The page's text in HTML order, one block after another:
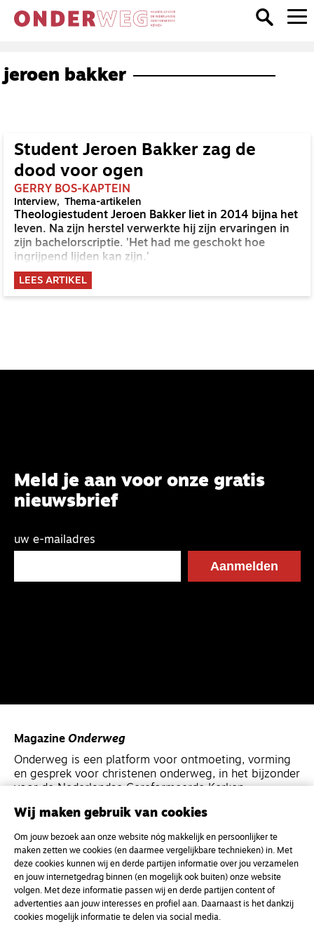
jeroen bakker
Student Jeroen Bakker zag de
dood voor ogen
GERRY BOS-KAPTEIN
Interview Thema-artikelen
Theologiestudent Jeroen Bakker liet in 2014 bijna het
leven. Na zijn herstel verwerkte hij zijn ervaringen in
zijn bachelorscriptie. 'Het had me geschokt hoe
ingrijpend lijden kan zijn.'
LEES ARTIKEL
Meld je aan voor onze gratis
nieuwsbrief
uw e-mailadres
Magazine Onderweg
Onderweg is een platform voor ontmoeting, vorming
en gesprek voor christenen onderweg, in het bijzonder
voor de Nederlandse Gereformeerde Kerken.
Kvk-nummer 33277063
NL46 INGB 0117 5827 86
info@onderwegonline.nl
Wij maken gebruik van cookies
Om jouw bezoek aan onze website nóg makkelijk en persoonlijker te
maken zetten we cookies (en daarmee vergelijkbare technieken) in. Met
deze cookies kunnen wij en derde partijen informatie over jou verzamelen
en jouw internetgedrag binnen (en mogelijk ook buiten) onze website
volgen. Met deze informatie passen wij en derde partijen content of
advertenties aan jouw interesses en profiel aan. Daarnaast is het dankzij
cookies mogelijk informatie te delen via social media.